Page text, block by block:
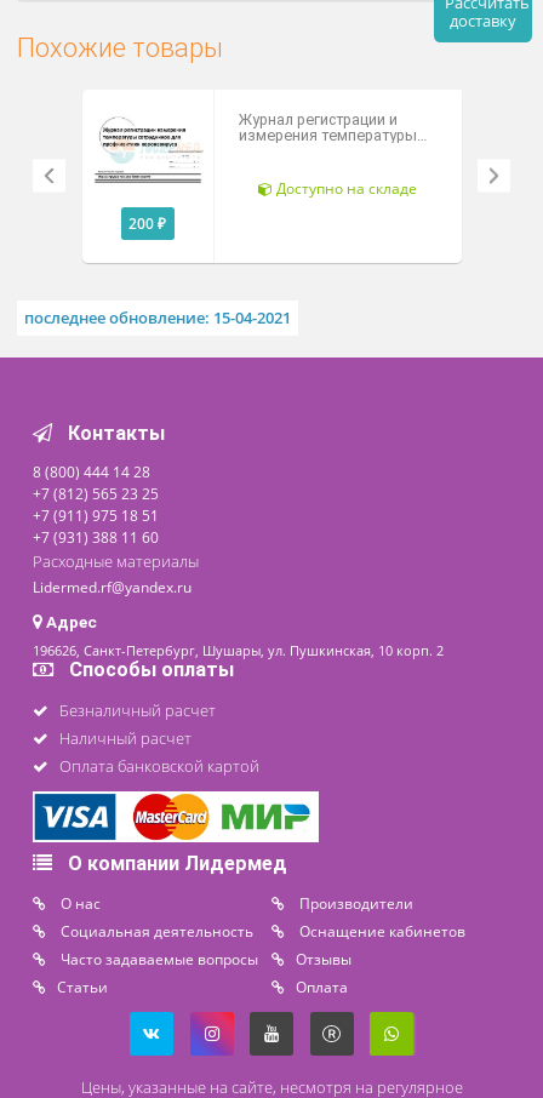
Похожие товары
200 ₽
Журнал регистрации и
измерения температуры
последнее обновление: 15-04-2021
Контакты
8 (800) 444 14 28
+7 (812) 565 23 25
+7 (911) 975 18 51
+7 (931) 388 11 60
Расходные материалы
Lidermed.rf@yandex.ru
Адрес
196626, Санкт-Петербург, Шушары, ул. Пушкинская, 10 корп. 2
Способы оплаты
Безналичный расчет
Наличный расчет
Оплата банковской картой